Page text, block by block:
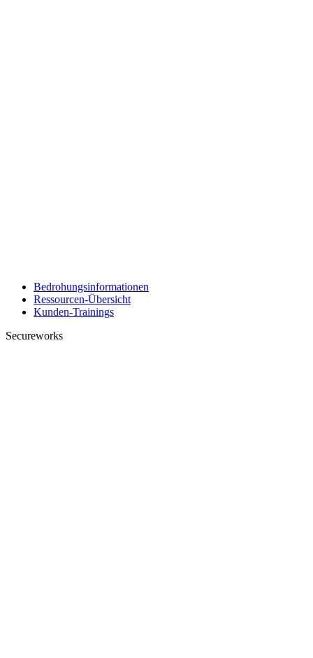
Bedrohungsinformationen
Ressourcen-Übersicht
Kunden-Trainings
Secureworks